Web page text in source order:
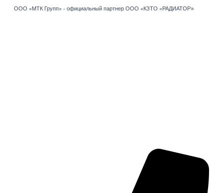
Перейти
ООО «МТК Групп» - официальный партнер ООО «КЗТО «РАДИАТОР»